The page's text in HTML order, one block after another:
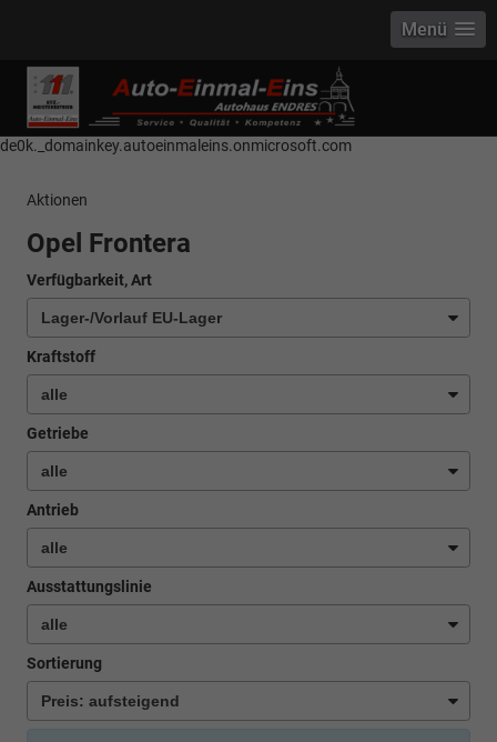
------------ Host Name : selector1._domainkey Points to address or value:
selector1-aee-de0k._domainkey.autoeinmaleins.onmicrosoft.com Host
Name : selector2._domainkey Points to address or value: selector2-aee-
de0k._domainkey.autoeinmaleins.onmicrosoft.com
Menü
Aktionen
Opel Frontera
Verfügbarkeit, Art
Kraftstoff
Getriebe
Antrieb
Ausstattungslinie
Sortierung